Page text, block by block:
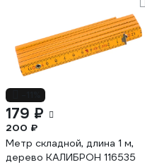
179 ₽
200 ₽
Метр складной, длина 1 м,
дерево КАЛИБРОН 116535